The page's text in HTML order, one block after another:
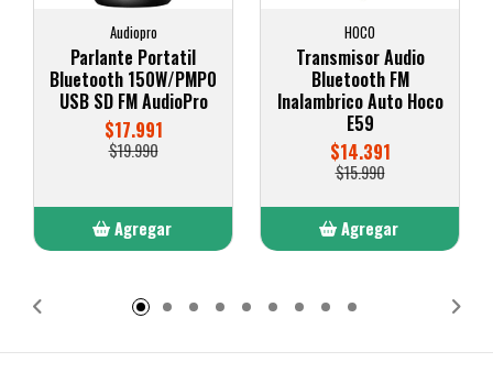
Audiopro
Parlante Portatil
Bluetooth 150W/PMP0
USB SD FM AudioPro
$17.991
$19.990
Agregar
HOCO
Transmisor Audio
Bluetooth FM
Inalambrico Auto Hoco
E59
$14.391
$15.990
Agregar